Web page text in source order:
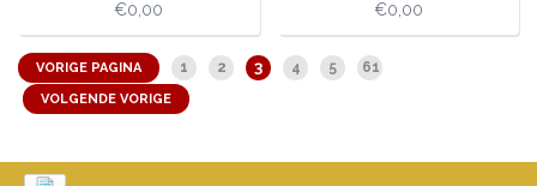
€0,00 €0,00
VORIGE PAGINA 1 2 3 4 5 61
VOLGENDE VORIGE